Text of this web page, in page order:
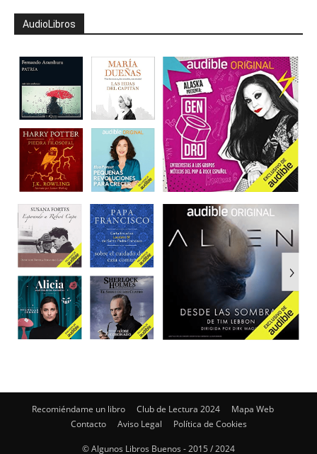
AudioLibros
Recomiéndame un libro Club de Lectura 2024
Mapa Web
Contacto
Aviso Legal Política de Cookies
© Algunos Libros Buenos - 2015 / 2024